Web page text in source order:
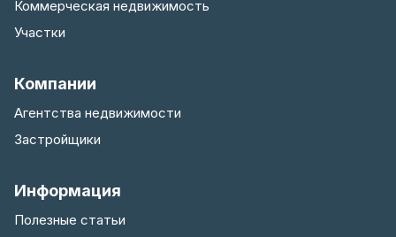
Коммерческая недвижимость
Участки
Компании
Агентства недвижимости
Застройщики
Информация
Полезные статьи